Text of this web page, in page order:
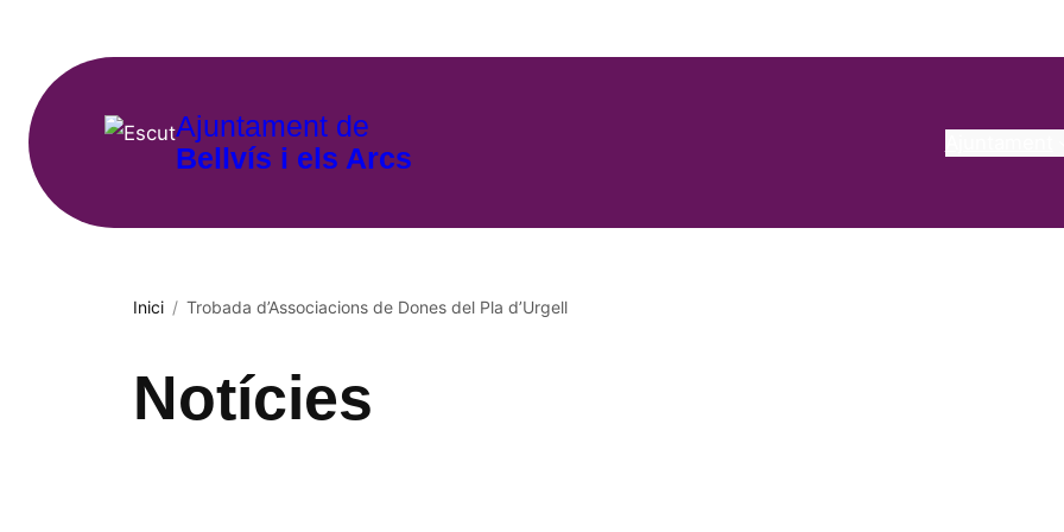
contingut
Ajuntament de
Bellvís i els Arcs
Inici / Trobada d’Associacions de Dones del Pla d’Urgell
Notícies